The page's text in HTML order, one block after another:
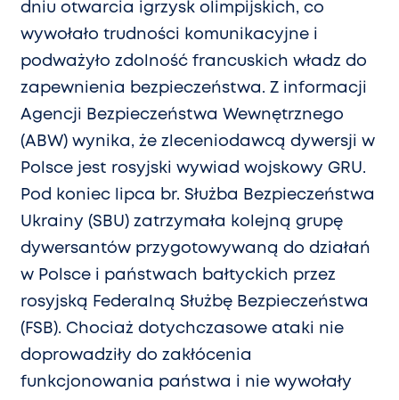
dniu otwarcia igrzysk olimpijskich, co
wywołało trudności komunikacyjne i
podważyło zdolność francuskich władz do
zapewnienia bezpieczeństwa. Z informacji
Agencji Bezpieczeństwa Wewnętrznego
(ABW) wynika, że zleceniodawcą dywersji w
Polsce jest rosyjski wywiad wojskowy GRU.
Pod koniec lipca br. Służba Bezpieczeństwa
Ukrainy (SBU) zatrzymała kolejną grupę
dywersantów przygotowywaną do działań
w Polsce i państwach bałtyckich przez
rosyjską Federalną Służbę Bezpieczeństwa
(FSB). Chociaż dotychczasowe ataki nie
doprowadziły do zakłócenia
funkcjonowania państwa i nie wywołały